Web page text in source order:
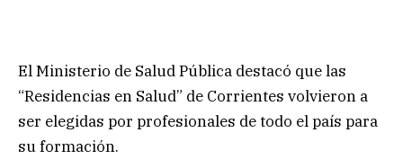
El Ministerio de Salud Pública destacó que las
“Residencias en Salud” de Corrientes volvieron a
ser elegidas por profesionales de todo el país para
su formación.